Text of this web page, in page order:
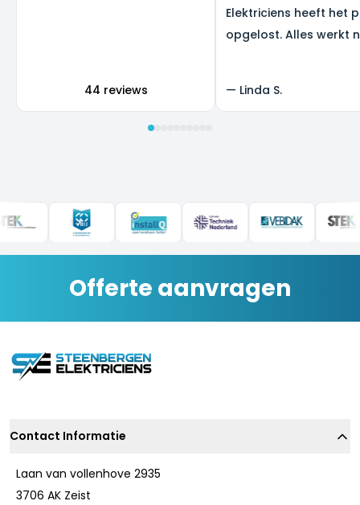
44 reviews
Elektriciens heeft het
opgelost. Alles werkt
— Linda S.
Offerte aanvragen
Contact Informatie
Laan van vollenhove 2935
3706 AK Zeist